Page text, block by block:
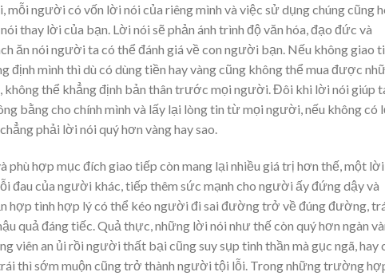
người có vốn lời nói của riêng mình và việc sử dụng chúng cũng
thay lời của bạn. Lời nói sẽ phản ánh trình độ văn hóa, đạo đức và
ăn nói người ta có thể đánh giá về con người bạn. Nếu không giao
định mình thì dù có dùng tiền hay vàng cũng không thể mua được
không thể khẳng định bản thân trước mọi người. Đôi khi lời nói giúp
bằng cho chính mình và lấy lại lòng tin từ mọi người, nếu không có
phải lời nói quý hơn vàng hay sao.
phù hợp mục đích giao tiếp còn mang lại nhiều giá trị hơn thế, một lời
đau của người khác, tiếp thêm sức mạnh cho người ấy đứng dậy và
hợp tình hợp lý có thể kéo người đi sai đường trở về đúng đường,
quả đáng tiếc. Quả thực, những lời nói như thế còn quý hơn ngàn
viên an ủi rồi người thất bại cũng suy sụp tinh thần mà gục ngã, hay
thì sớm muộn cũng trở thành người tội lỗi. Trong những trường